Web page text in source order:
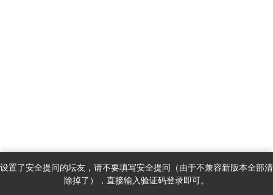
消息 发现
设置了安全提问的坛友，请不要填写安全提问（由于不兼容新版本全部清
除掉了），直接输入验证码登录即可。